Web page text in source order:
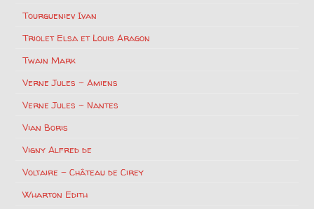
Tourgueniev Ivan
Triolet Elsa et Louis Aragon
Twain Mark
Verne Jules – Amiens
Verne Jules – Nantes
Vian Boris
Vigny Alfred de
Voltaire – Château de Cirey
Wharton Edith